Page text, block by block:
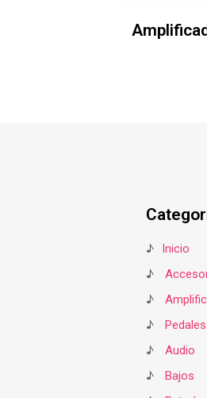
♪
Inicio
♪
♪
♪
Pedales
♪
Audio
♪
Bajos